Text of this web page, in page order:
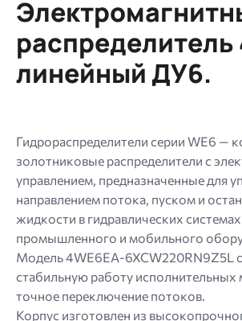
МБ.
Допустимые
типы:
gif
jpg
распределитель
линейный ДУ6.
Гидрораспределители серии WE6 —
золотниковые распределители с
управлением, предназначенные для
направлением потока, пуском и
жидкости в гидравлических системах
промышленного и мобильного
Модель 4WE6EA-6XCW220RN9Z5L
стабильную работу исполнительных
точное переключение потоков.
Корпус изготовлен из